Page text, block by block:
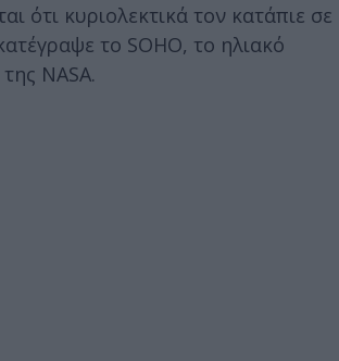
ότι κυριολεκτικά τον κατάπιε σε
το SOHO, το ηλιακό
NASA.